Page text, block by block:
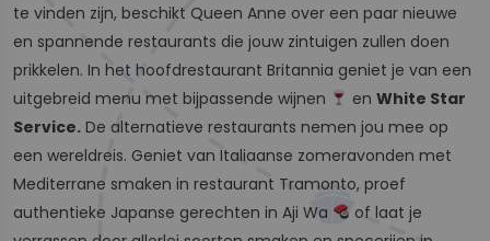
te vinden zijn, beschikt Queen Anne over een paar nieuwe
en spannende restaurants die jouw zintuigen zullen doen
prikkelen. In het hoofdrestaurant Britannia geniet je van een
uitgebreid menu met bijpassende wijnen
enWhite Star
Service. De alternatieve restaurants nemen jou mee op
een wereldreis. Geniet van Italiaanse zomeravonden met
Mediterrane smaken in restaurant Tramonto, proef
authentieke Japanse gerechten in Aji Wa
of laat je